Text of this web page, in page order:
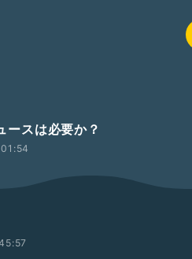
スは必要か？